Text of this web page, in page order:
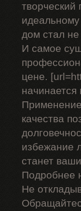
дом стал
И самое
цене.
начинается
качества
избежание
станет
Подробнее
Не